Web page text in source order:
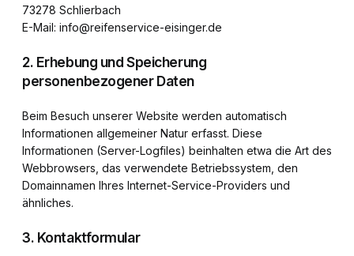
73278 Schlierbach
E-Mail: info@reifenservice-eisinger.de
2. Erhebung und Speicherung
personenbezogener Daten
Beim Besuch unserer Website werden automatisch
Informationen allgemeiner Natur erfasst. Diese
Informationen (Server-Logfiles) beinhalten etwa die Art des
Webbrowsers, das verwendete Betriebssystem, den
Domainnamen Ihres Internet-Service-Providers und
ähnliches.
3. Kontaktformular